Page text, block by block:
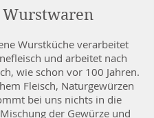
Wurstwaren
Wurstküche verarbeitet
und arbeitet nach
wie schon vor 100 Jahren.
Fleisch, Naturgewürzen
bei uns nichts in die
der Gewürze und